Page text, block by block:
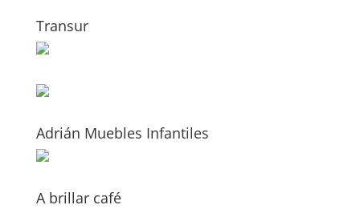
Transur
Adrián Muebles Infantiles
A brillar café